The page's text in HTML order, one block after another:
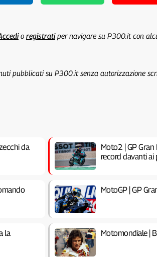
o registratiper navigare su P300.it con
pubblicati su P300.it senza autorizzazione
da
Moto2 | GP
record davanti
MotoGP | GP
la
Motomondiale |